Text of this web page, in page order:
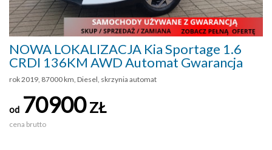
NOWA LOKALIZACJA Kia Sportage 1.6
CRDI 136KM AWD Automat Gwarancja
rok 2019, 87000 km, Diesel, skrzynia automat
od 70900ZŁ
cena brutto